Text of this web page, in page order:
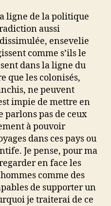
ligne de la politique
aussi
ensevelie
comme s’ils le
dans la ligne du
que les colonisés,
ne peuvent
impie de mettre en
parlons pas de ceux
à pouvoir
dans ces pays ou
Je pense, pour ma
en face les
comme des
de supporter un
je traiterai de ce